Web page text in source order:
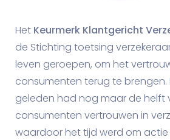
Het Keurmerk Klantgericht
de Stichting toetsing
leven geroepen, om het
consumenten terug te brengen.
geleden had nog maar de helft
consumenten vertrouwen in
waardoor het tijd werd om